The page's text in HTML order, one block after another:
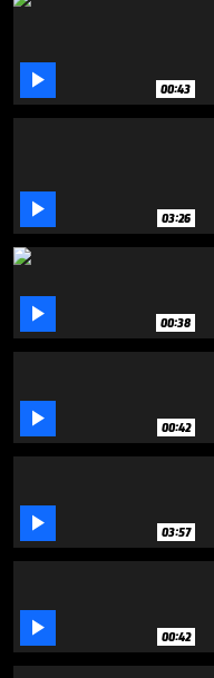
minutes,
 00:43
 03:26
 00:38
 00:42
 03:57
 00:42